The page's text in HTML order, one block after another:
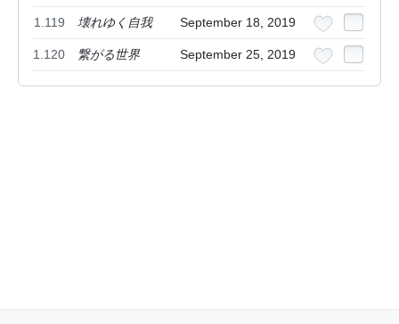
1.119 壊れゆく自我 September 18, 2019
1.120 繋がる世界 September 25, 2019